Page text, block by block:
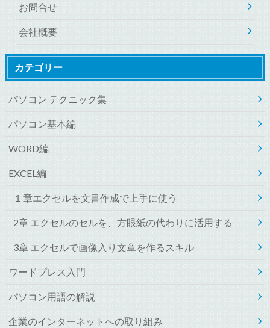
お問合せ
会社概要
カテゴリー
パソコン テクニック集
パソコン基本編
WORD編
EXCEL編
１章エクセルを文書作成で上手に使う
2章 エクセルのセルを、方眼紙の代わりに活用する
3章 エクセルで画像入り文章を作るスキル
ワードプレス入門
パソコン用語の解説
企業のインターネットへの取り組み